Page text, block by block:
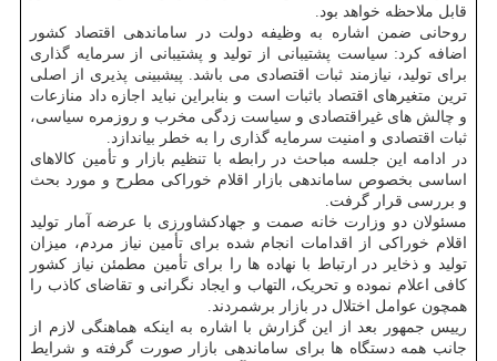
قابل ملاحظه خواهد بود.
روحانی ضمن اشاره به وظیفه دولت در ساماندهی اقتصاد کشور
اضافه کرد: سیاست پشتیبانی از تولید و پشتیبانی از سرمایه گذاری
برای تولید، نیازمند ثبات اقتصادی می باشد. پیشبینی پذیری از اصلی
ترین متغیرهای اقتصاد باثبات است و بنابراین نباید اجازه داد منازعات
و چالش های غیراقتصادی و سیاست زدگی مخرب و روزمره سیاسی،
ثبات اقتصادی و امنیت سرمایه گذاری را به خطر بیاندازد.
در ادامه این جلسه مباحث در رابطه با تنظیم بازار و تأمین کالاهای
اساسی بخصوص ساماندهی بازار اقلام خوراکی مطرح و مورد بحث
و بررسی قرار گرفت.
مسئولان دو وزارت خانه صمت و جهادکشاورزی با عرضه آمار تولید
اقلام خوراکی از اقدامات انجام شده برای تأمین نیاز مردم، میزان
تولید و ذخایر در ارتباط با نهاده ها را برای تأمین مطمئن نیاز کشور
کافی اعلام نموده و تحریک، التهاب و ایجاد نگرانی و تقاضای کاذب را
همچون عوامل اختلال در بازار برشمردند.
رییس جمهور بعد از این گزارش با اشاره به اینکه هماهنگی لازم از
جانب همه دستگاه ها برای ساماندهی بازار صورت گرفته و شرایط